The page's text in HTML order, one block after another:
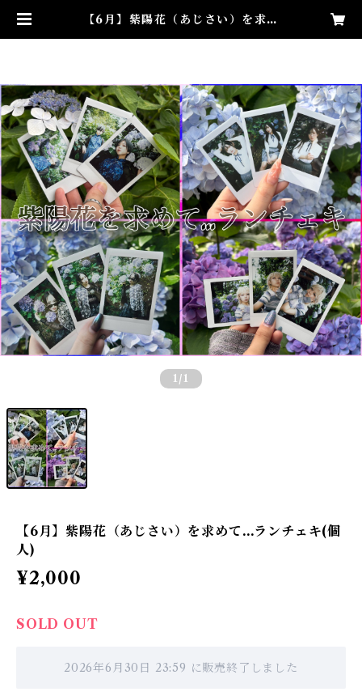
【6月】紫陽花（あじさい）を求め
1 /1
【6月】紫陽花（あじさい）を求めて…ランチェキ(個
人)
¥2,000
SOLD OUT
2026年6月30日 23:59 に販売終了しました